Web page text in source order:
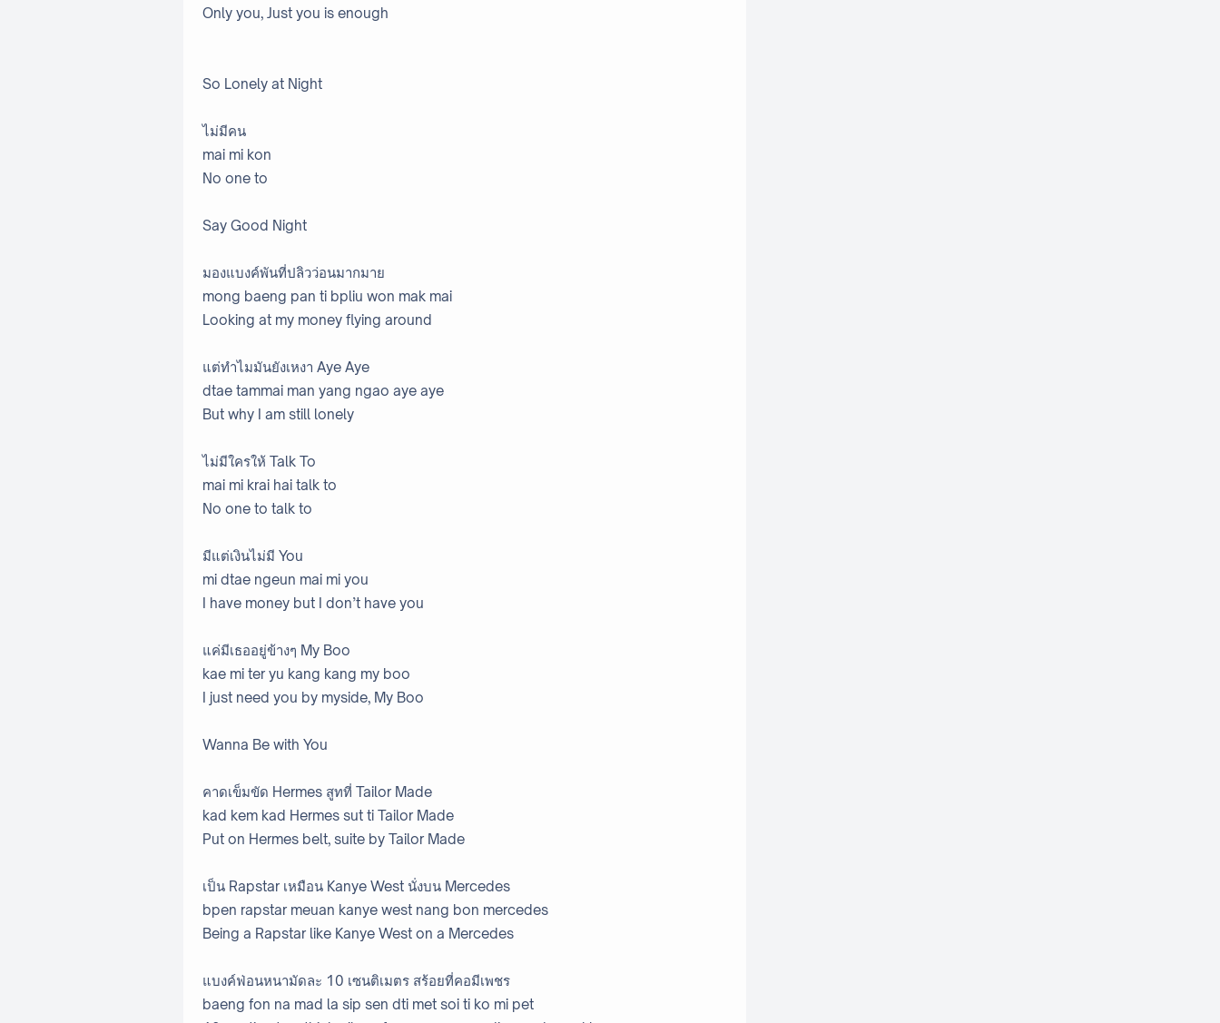
Only you, Just you is enough
So Lonely at Night
ไม่มีคน
mai mi kon
No one to
Say Good Night
มองแบงค์พันที่ปลิวว่อนมากมาย
mong baeng pan ti bpliu won mak mai
Looking at my money flying around
แต่ทำไมมันยังเหงา Aye Aye
dtae tammai man yang ngao aye aye
But why I am still lonely
ไม่มีใครให้ Talk To
mai mi krai hai talk to
No one to talk to
มีแต่เงินไม่มี You
mi dtae ngeun mai mi you
I have money but I don’t have you
แค่มีเธออยู่ข้างๆ My Boo
kae mi ter yu kang kang my boo
I just need you by myside, My Boo
Wanna Be with You
คาดเข็มขัด Hermes สูทที่ Tailor Made
kad kem kad Hermes sut ti Tailor Made
Put on Hermes belt, suite by Tailor Made
เป็น Rapstar เหมือน Kanye West นั่งบน Mercedes
bpen rapstar meuan kanye west nang bon mercedes
Being a Rapstar like Kanye West on a Mercedes
แบงค์ฟ่อนหนามัดละ 10 เซนติเมตร สร้อยที่คอมีเพชร
baeng fon na mad la sip sen dti met soi ti ko mi pet